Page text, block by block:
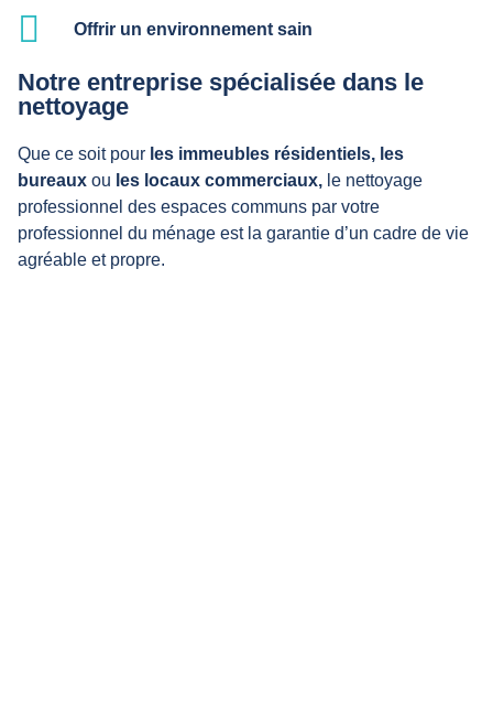
Offrir un environnement sain
Notre entreprise spécialisée dans le
nettoyage
Que ce soit pour les immeubles résidentiels, les
bureaux ou les locaux commerciaux, le nettoyage
professionnel des espaces communs par votre
professionnel du ménage est la garantie d’un cadre de vie
agréable et propre.